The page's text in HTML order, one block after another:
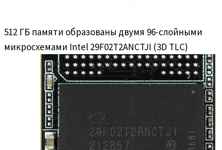
512 ГБ памяти образованы двумя 96-слойными
микросхемами Intel 29F02T2ANCTJI (3D TLC)